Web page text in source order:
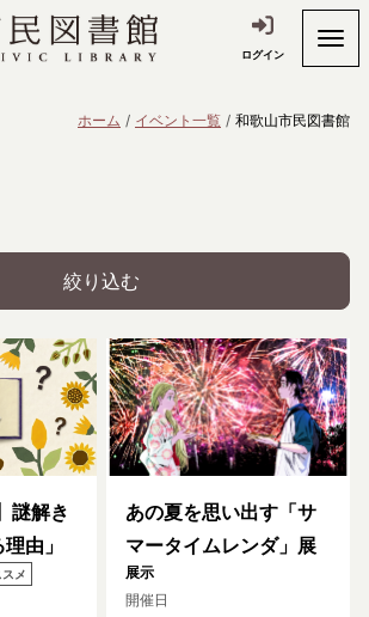
ログイン
ホーム イベント一覧 和歌山市民図書館
絞り込む
謎解き
由」
スメ
あの夏を思い出す「サ
マータイムレンダ」展
展示
開催日